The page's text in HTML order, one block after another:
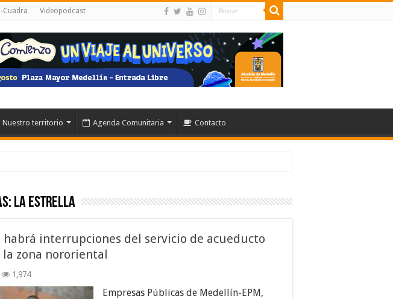
Cuadra Videopodcast
Nuestro territorio Agenda Comunitaria Contacto
La Estrella
habrá interrupciones del servicio de acueducto
la zona nororiental
1,974
Empresas Públicas de Medellín-EPM,